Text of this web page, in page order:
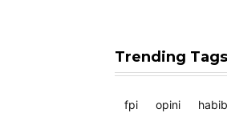
Trending Tags
fpi opini